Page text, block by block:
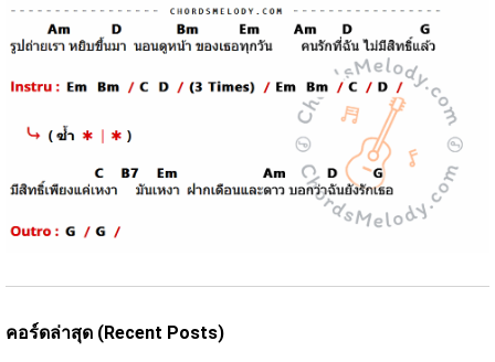
คอร์ดล่าสุด (Recent Posts)